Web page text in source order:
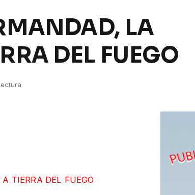
LA
DEL FUEGO
TIERRA DEL FUEGO